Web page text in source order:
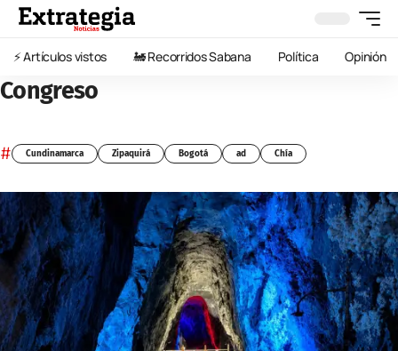
⚡️ Artículos vistos 🚂 Recorridos Sabana Política Opinión
Congreso
# Cundinamarca Zipaquirá Bogotá ad Chía